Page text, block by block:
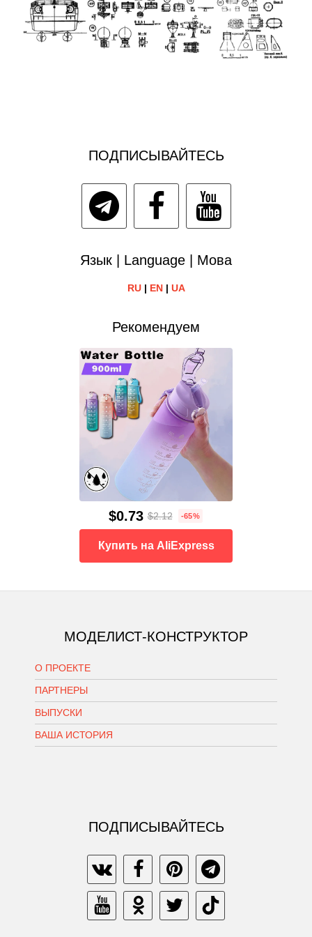
ПОДПИСЫВАЙТЕСЬ
Язык | Language | Мова
RU| EN| UA
Рекомендуем
$0.73 $2.12 -65%
Купить на AliExpress
МОДЕЛИСТ-КОНСТРУКТОР
О ПРОЕКТЕ
ПАРТНЕРЫ
ВЫПУСКИ
ВАША ИСТОРИЯ
ПОДПИСЫВАЙТЕСЬ